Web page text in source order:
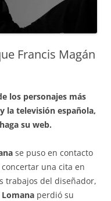
Francis Magán
los personajes más
la televisión española,
su web.
se puso en contacto
una cita en
trabajos del diseñador,
perdió su